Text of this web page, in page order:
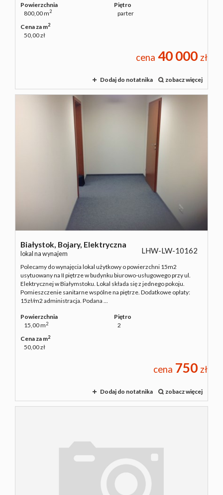
Powierzchnia
800,00 m2
Piętro
parter
Cena za m2
50,00 zł
cena 40 000 zł
Dodaj do notatnika zobacz więcej
Białystok, Bojary, Elektryczna
lokal na wynajem LHW-LW-10162
Polecamy do wynajęcia lokal użytkowy o powierzchni 15m2
usytuowany na II piętrze w budynku biurowo-usługowego przy ul.
Elektrycznej w Białymstoku. Lokal składa się z jednego pokoju.
Pomieszczenie sanitarne wspólne na piętrze. Dodatkowe opłaty:
15zł/m2 administracja. Podana ...
Powierzchnia
15,00 m2
Piętro
2
Cena za m2
50,00 zł
cena 750 zł
Dodaj do notatnika zobacz więcej